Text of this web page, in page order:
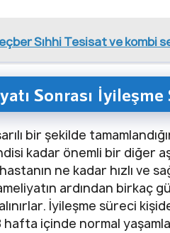
Sıhhi Tesisat ve kombi
Sonrası İyileşme
bir şekilde
kadar önemli bir diğer
ne kadar hızlı ve
ardından birkaç
İyileşme süreci
hafta içinde normal